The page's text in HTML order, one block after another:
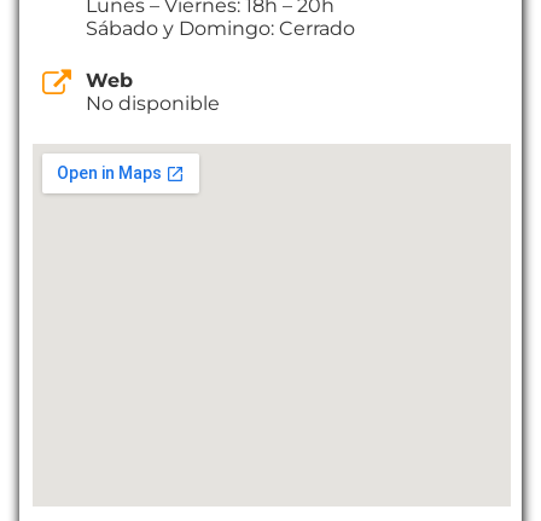
Lunes – Viernes: 18h – 20h
Sábado y Domingo: Cerrado
Web
No disponible